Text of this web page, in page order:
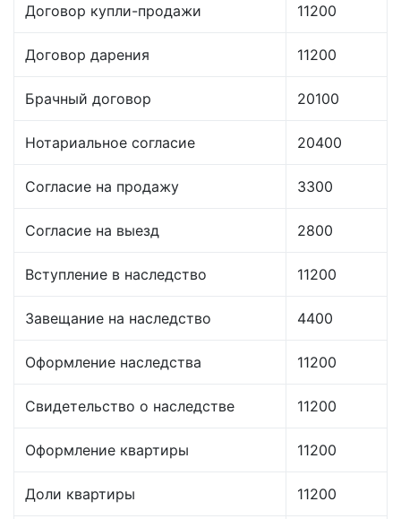
Договор купли-продажи 11200
Договор дарения 11200
Брачный договор 20100
Нотариальное согласие 20400
Согласие на продажу 3300
Согласие на выезд 2800
Вступление в наследство 11200
Завещание на наследство 4400
Оформление наследства 11200
Свидетельство о наследстве 11200
Оформление квартиры 11200
Доли квартиры 11200